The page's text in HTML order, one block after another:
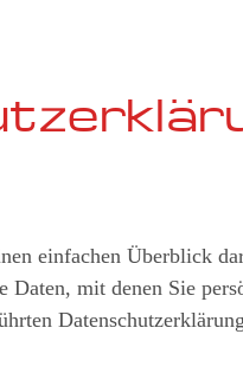
einfachen Überblick
Daten, mit denen Sie